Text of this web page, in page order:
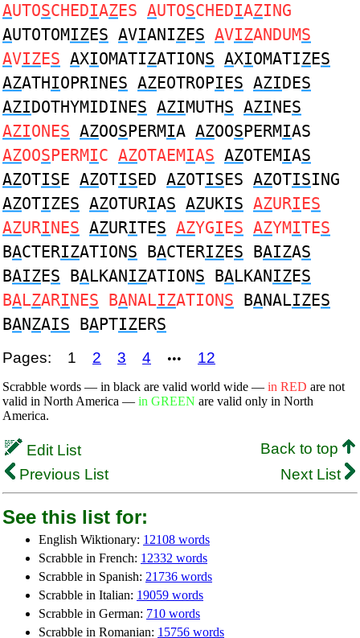
AUTOSCHEDIAZES AUTOSCHEDIAZING
AUTOTOMIZES AVIANIZES AVIZANDUMS
AVIZES AXIOMATIZATIONS AXIOMATIZES
AZATHIOPRINES AZEOTROPIES AZIDES
AZIDOTHYMIDINES AZIMUTHS AZINES
AZIONES AZOOSPERMIA AZOOSPERMIAS
AZOOSPERMIC AZOTAEMIAS AZOTEMIAS
AZOTISE AZOTISED AZOTISES AZOTISING
AZOTIZES AZOTURIAS AZUKIS AZURIES
AZURINES AZURITES AZYGIES AZYMITES
BACTERIZATIONS BACTERIZES BAIZAS
BAIZES BALKANIZATIONS BALKANIZES
BALZARINES BANALIZATIONS BANALIZES
BANZAIS BAPTIZERS
Pages: 1 2 3 4 ••• 12
Scrabble words — in black are valid world wide — in RED are not
valid in North America — in GREEN are valid only in North
America.
Edit List
Back to top
Previous List
Next List
See this list for:
English Wiktionary: 12108 words
Scrabble in French: 12332 words
Scrabble in Spanish: 21736 words
Scrabble in Italian: 19059 words
Scrabble in German: 710 words
Scrabble in Romanian: 15756 words